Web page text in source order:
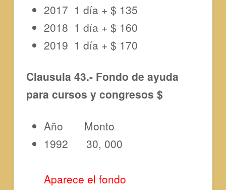
2017 1 día + $ 135
2018 1 día + $ 160
2019 1 día + $ 170
Clausula 43.- Fondo de ayuda
para cursos y congresos $
Año Monto
1992 30, 000
Aparece el fondo